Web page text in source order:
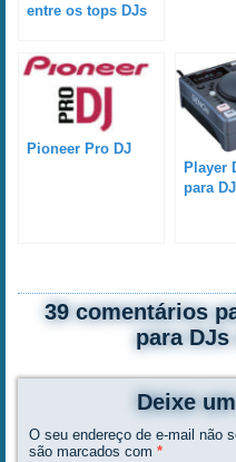
entre os tops DJs
Denon)
Pioneer Pro DJ
Player
para
39 comentários
para DJs
Deixe
O seu endereço de e-mail não
são marcados com*